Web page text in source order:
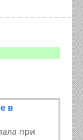
в
при